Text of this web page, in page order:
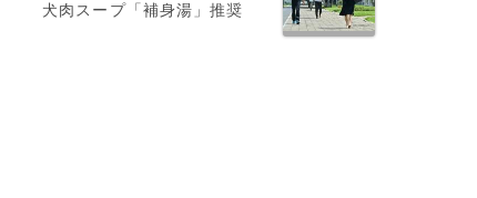
犬肉スープ「補身湯」推奨